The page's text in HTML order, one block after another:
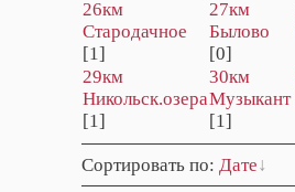
26км
Стародачное
[1]
27км
Былово
[0]
29км
Никольск.озера
[1]
30км
Музыкант
[1]
Сортировать по: Дате